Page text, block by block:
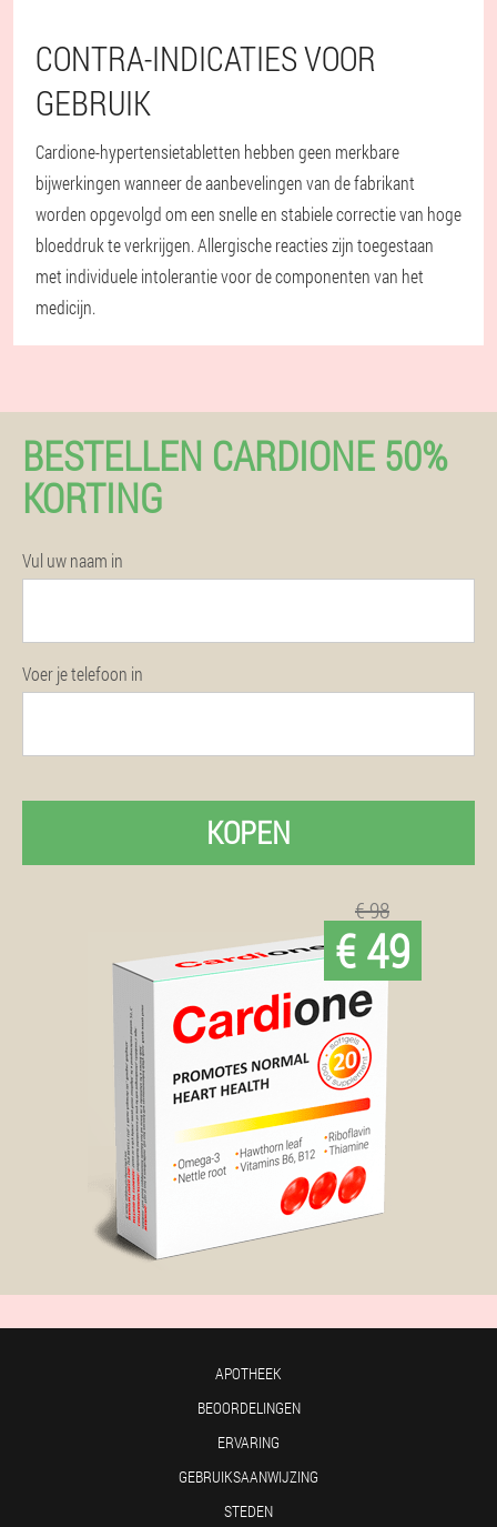
CONTRA-INDICATIES VOOR
GEBRUIK
Cardione-hypertensietabletten hebben geen merkbare
bijwerkingen wanneer de aanbevelingen van de fabrikant
worden opgevolgd om een snelle en stabiele correctie van hoge
bloeddruk te verkrijgen. Allergische reacties zijn toegestaan
met individuele intolerantie voor de componenten van het
medicijn.
BESTELLEN CARDIONE 50%
KORTING
Vul uw naam in
Voer je telefoon in
KOPEN
€ 98
€ 49
APOTHEEK
BEOORDELINGEN
ERVARING
GEBRUIKSAANWIJZING
STEDEN